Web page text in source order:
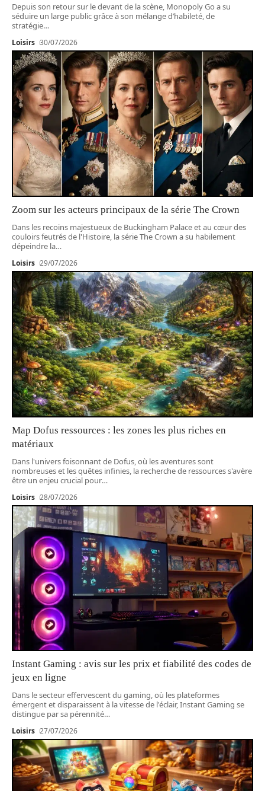
Depuis son retour sur le devant de la scène, Monopoly Go a su
séduire un large public grâce à son mélange d’habileté, de
stratégie…
Loisirs 30/07/2026
Zoom sur les acteurs principaux de la série The Crown
Dans les recoins majestueux de Buckingham Palace et au cœur des
couloirs feutrés de l'Histoire, la série The Crown a su habilement
dépeindre la…
Loisirs 29/07/2026
Map Dofus ressources : les zones les plus riches en
matériaux
Dans l'univers foisonnant de Dofus, où les aventures sont
nombreuses et les quêtes infinies, la recherche de ressources s'avère
être un enjeu crucial pour…
Loisirs 28/07/2026
Instant Gaming : avis sur les prix et fiabilité des codes de
jeux en ligne
Dans le secteur effervescent du gaming, où les plateformes
émergent et disparaissent à la vitesse de l'éclair, Instant Gaming se
distingue par sa pérennité…
Loisirs 27/07/2026